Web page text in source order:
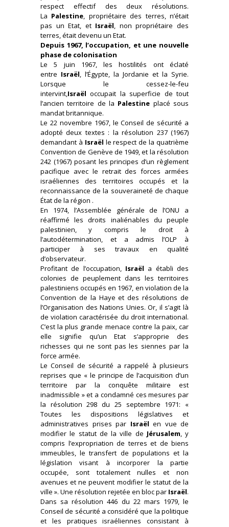
respect effectif des deux résolutions.
La Palestine, propriétaire des terres, n’était
pas un Etat, et Israël, non propriétaire des
terres, était devenu un Etat.
Depuis 1967, l’occupation, et une nouvelle
phase de colonisation
Le 5 juin 1967, les hostilités ont éclaté
entre Israël, l’Égypte, la Jordanie et la Syrie.
Lorsque le cessez-le-feu
intervint,Israël occupait la superficie de tout
l’ancien territoire de la Palestine placé sous
mandat britannique.
Le 22 novembre 1967, le Conseil de sécurité a
adopté deux textes : la résolution 237 (1967)
demandant à Israël le respect de la quatrième
Convention de Genève de 1949, et la résolution
242 (1967) posant les principes d’un règlement
pacifique avec le retrait des forces armées
israéliennes des territoires occupés et la
reconnaissance de la souveraineté de chaque
État de la région .
En 1974, l’Assemblée générale de l’ONU a
réaffirmé les droits inaliénables du peuple
palestinien, y compris le droit à
l’autodétermination, et a admis l’OLP à
participer à ses travaux en qualité
d’observateur.
Profitant de l’occupation, Israël a établi des
colonies de peuplement dans les territoires
palestiniens occupés en 1967, en violation de la
Convention de la Haye et des résolutions de
l’Organisation des Nations Unies. Or, il s’agit là
de violation caractérisée du droit international.
C’est la plus grande menace contre la paix, car
elle signifie qu’un Etat s’approprie des
richesses qui ne sont pas les siennes par la
force armée.
Le Conseil de sécurité a rappelé à plusieurs
reprises que « le principe de l’acquisition d’un
territoire par la conquête militaire est
inadmissible » et a condamné ces mesures par
la résolution 298 du 25 septembre 1971: «
Toutes les dispositions législatives et
administratives prises par Israël en vue de
modifier le statut de la ville de Jérusalem, y
compris l’expropriation de terres et de biens
immeubles, le transfert de populations et la
législation visant à incorporer la partie
occupée, sont totalement nulles et non
avenues et ne peuvent modifier le statut de la
ville ». Une résolution rejetée en bloc par Israël.
Dans sa résolution 446 du 22 mars 1979, le
Conseil de sécurité a considéré que la politique
et les pratiques israéliennes consistant à